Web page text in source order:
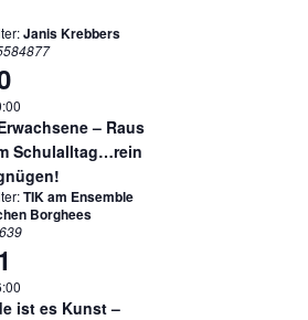
Janis Krebbers
– Raus
Schulalltag…rein
TIK am Ensemble
Borghees
ist es Kunst –